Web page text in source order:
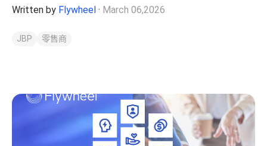
Written by Flywheel · March 06,2026
JBP 零售商